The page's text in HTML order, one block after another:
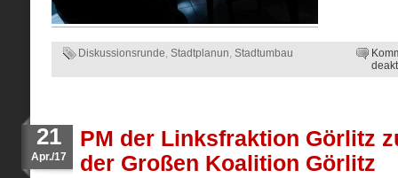
Diskussionsrunde, Stadtplanun, Stadtumbau
21
Apr./17
PM der Linksfraktion Görlitz
der Großen Koalition Görlitz